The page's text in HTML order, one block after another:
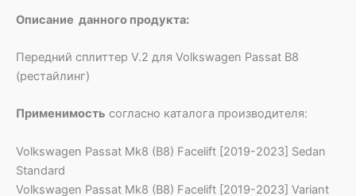
Описание данного продукта:
Передний сплиттер V.2 для Volkswagen Passat B8
(рестайлинг)
Применимость согласно каталога производителя:
Volkswagen Passat Mk8 (B8) Facelift [2019-2023] Sedan
Standard
Volkswagen Passat Mk8 (B8) Facelift [2019-2023] Variant